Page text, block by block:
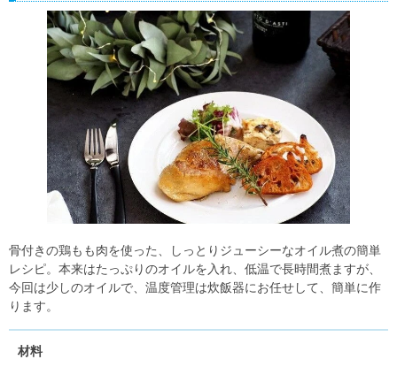
骨付きの鶏もも肉を使った、しっとりジューシーなオイル煮の簡単
レシピ。本来はたっぷりのオイルを入れ、低温で長時間煮ますが、
今回は少しのオイルで、温度管理は炊飯器にお任せして、簡単に作
ります。
材料